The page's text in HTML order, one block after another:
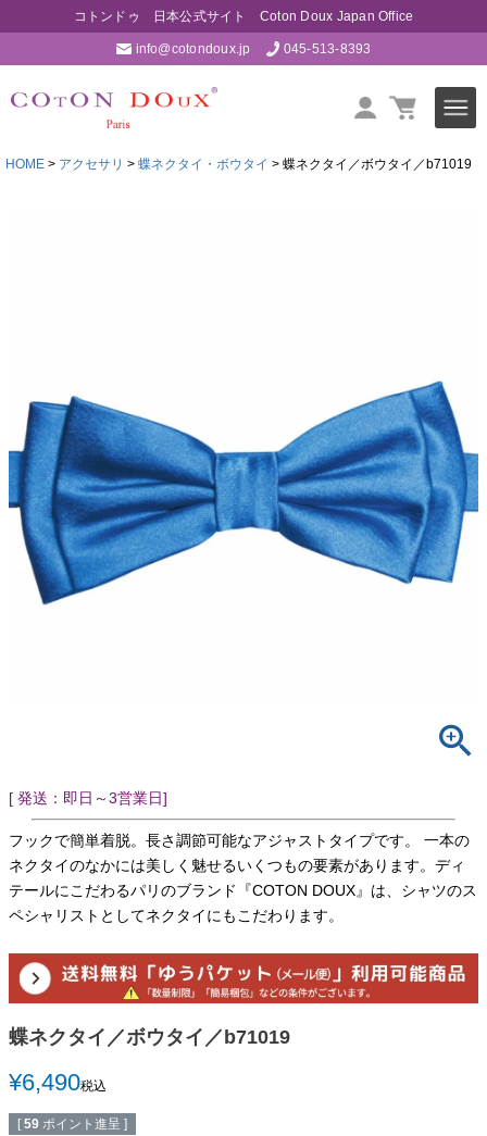
コトンドゥ 日本公式サイト Coton Doux Japan Office
info@cotondoux.jp 045-513-8393
HOME アクセサリ 蝶ネクタイ・ボウタイ 蝶ネクタイ／ボウタイ／b71019
[ 発送：即日～3営業日]
フックで簡単着脱。長さ調節可能なアジャストタイプです。 一本の
ネクタイのなかには美しく魅せるいくつもの要素があります。ディ
テールにこだわるパリのブランド『COTON DOUX』は、シャツのス
ペシャリストとしてネクタイにもこだわります。
蝶ネクタイ／ボウタイ／b71019
¥6,490税込
[ 59 ポイント進呈 ]